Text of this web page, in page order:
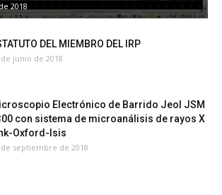
2018
DEL MIEMBRO DEL IRP
junio de 2018
Electrónico de Barrido Jeol JSM
con sistema de microanálisis de rayos X
Oxford-Isis
de septiembre de 2018